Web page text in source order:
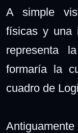
A simple
físicas y una
representa
formaría la
cuadro de